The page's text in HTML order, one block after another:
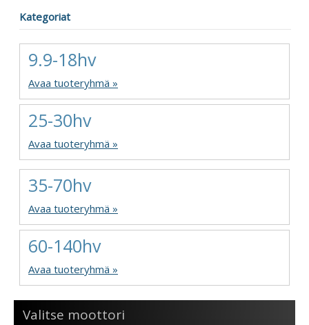
Kategoriat
9.9-18hv
Avaa tuoteryhmä »
25-30hv
Avaa tuoteryhmä »
35-70hv
Avaa tuoteryhmä »
60-140hv
Avaa tuoteryhmä »
Valitse moottori